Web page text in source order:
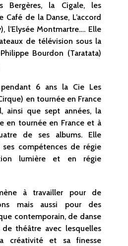
Bergères, la Cigale, les
de la Danse, L’accord
l’Elysée Montmartre…. Elle
de télévision sous la
Bourdon (Taratata)
pendant 6 ans la Cie Les
en tournée en France
ainsi que sept années, la
en tournée en France et à
de ses albums. Elle
compétences de régie
lumière et en régie
à travailler pour de
mais aussi pour des
contemporain, de danse
théâtre avec lesquelles
créativité et sa finesse